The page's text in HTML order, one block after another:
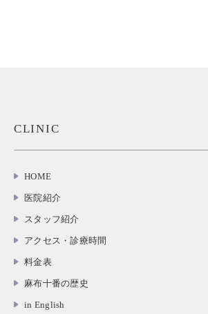
CLINIC
HOME
医院紹介
スタッフ紹介
アクセス・診療時間
料金表
麻布十番の歴史
in English